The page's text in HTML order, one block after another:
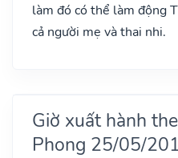
làm đó có thể làm động
cả người mẹ và thai nhi.
Giờ xuất hành
Phong 25/05/